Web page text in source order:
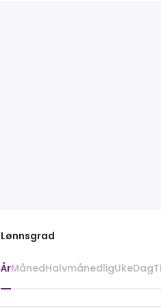
Lønnsgrad
ÅrMånedHalvmånedligUkeDag